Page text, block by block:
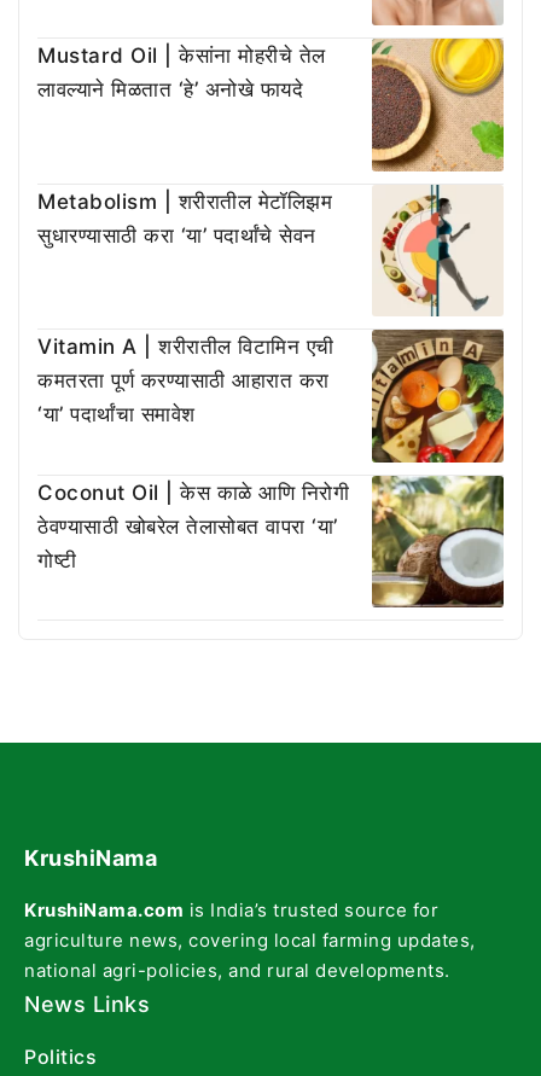
Mustard Oil | केसांना मोहरीचे तेल
लावल्याने मिळतात ‘हे’ अनोखे फायदे
Metabolism | शरीरातील मेटॉलिझम
सुधारण्यासाठी करा ‘या’ पदार्थांचे सेवन
Vitamin A | शरीरातील विटामिन एची
कमतरता पूर्ण करण्यासाठी आहारात करा
‘या’ पदार्थांचा समावेश
Coconut Oil | केस काळे आणि निरोगी
ठेवण्यासाठी खोबरेल तेलासोबत वापरा ‘या’
गोष्टी
KrushiNama
KrushiNama.com is India’s trusted source for
agriculture news, covering local farming updates,
national agri-policies, and rural developments.
News Links
Politics